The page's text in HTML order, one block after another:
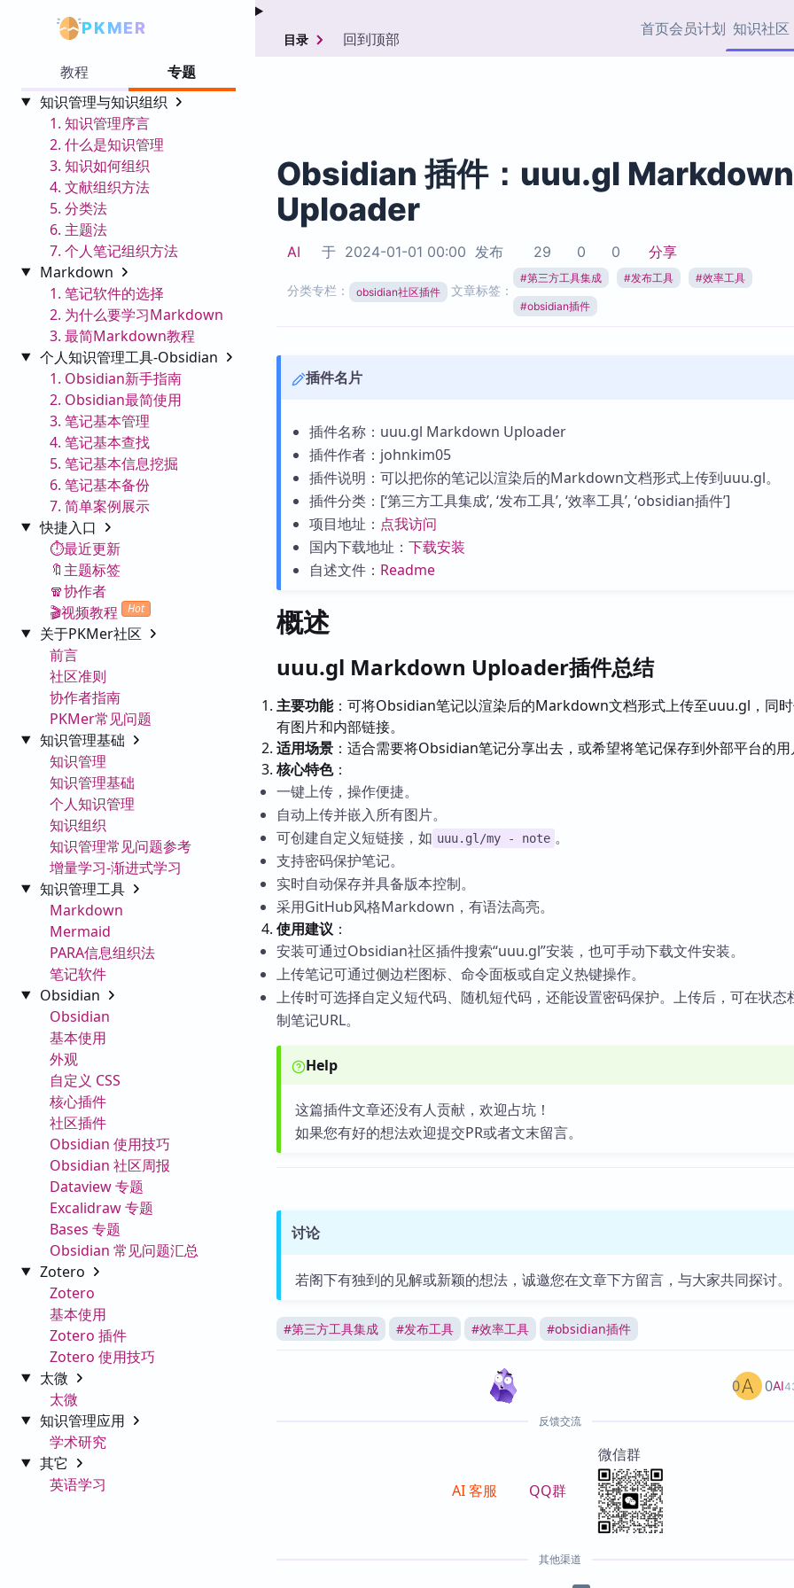
PKMER 首页会员计划 知识社区
协作者
Zotero 专题
Obsidian 专题
Zotero 插件
Zotero 插件资源与加速
教程
专题
知识管理与知识组织
1. 知识管理序言
2. 什么是知识管理
3. 知识如何组织
4. 文献组织方法
5. 分类法
6. 主题法
7. 个人笔记组织方法
Markdown
1. 笔记软件的选择
2. 为什么要学习Markdown
3. 最简Markdown教程
个人知识管理工具-Obsidian
1. Obsidian新手指南
2. Obsidian最简使用
3. 笔记基本管理
4. 笔记基本查找
5. 笔记基本信息挖掘
6. 笔记基本备份
7. 简单案例展示
快捷入口
⏱️最近更新
🔖主题标签
🧣协作者
🎬视频教程
Hot
关于PKMer社区
前言
社区准则
协作者指南
PKMer常见问题
知识管理基础
知识管理
知识管理基础
个人知识管理
知识组织
知识管理常见问题参考
增量学习-渐进式学习
知识管理工具
Markdown
Mermaid
PARA信息组织法
笔记软件
Obsidian
Obsidian
基本使用
外观
自定义 CSS
核心插件
社区插件
Obsidian 使用技巧
Obsidian 社区周报
Dataview 专题
Excalidraw 专题
Bases 专题
Obsidian 常见问题汇总
Zotero
Zotero
基本使用
Zotero 插件
Zotero 使用技巧
太微
太微
知识管理应用
学术研究
其它
英语学习
目录 回到顶部
Obsidian 插件：uuu.gl Markdown
Uploader
AI 于 2024-01-01 00:00 发布 29 0 0 分享
分类专栏： obsidian社区插件 文章标签：
#第三方工具集成 #发布工具 #效率工具
#obsidian插件
插件名片
插件名称：uuu.gl Markdown Uploader
插件作者：johnkim05
插件说明：可以把你的笔记以渲染后的Markdown文档形式上传到uuu.gl。
插件分类：[‘第三方工具集成’, ‘发布工具’, ‘效率工具’, ‘obsidian插件’]
项目地址： 点我访问
国内下载地址： 下载安装
自述文件： Readme
概述
uuu.gl Markdown Uploader插件总结
主要功能：可将Obsidian笔记以渲染后的Markdown文档形式上传至uuu.gl，同
有图片和内部链接。
适用场景 ：适合需要将Obsidian笔记分享出去，或希望将笔记保存到外部平台的
核心特色：
一键上传，操作便捷。
自动上传并嵌入所有图片。
可创建自定义短链接，如 uuu.gl/my - note 。
支持密码保护笔记。
实时自动保存并具备版本控制。
采用GitHub风格Markdown，有语法高亮。
使用建议 ：
安装可通过Obsidian社区插件搜索“uuu.gl”安装，也可手动下载文件安装。
上传笔记可通过侧边栏图标、命令面板或自定义热键操作。
上传时可选择自定义短代码、随机短代码，还能设置密码保护。上传后，可在状态
制笔记URL。
Help
这篇插件文章还没有人贡献，欢迎占坑！
如果您有好的想法欢迎提交PR或者文末留言。
讨论
若阁下有独到的见解或新颖的想法，诚邀您在文章下方留言，与大家共同探讨。
#第三方工具集成 #发布工具 #效率工具 #obsidian插件
AI
0 0
反馈交流
AI 客服 QQ群
微信群
其他渠道